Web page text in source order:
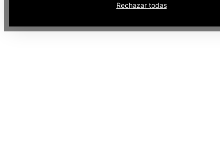
Rechazar todas